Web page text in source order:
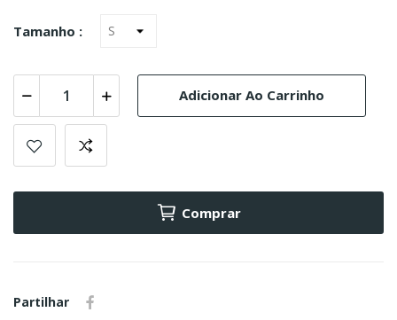
Tamanho :
Adicionar Ao Carrinho
Comprar
Partilhar